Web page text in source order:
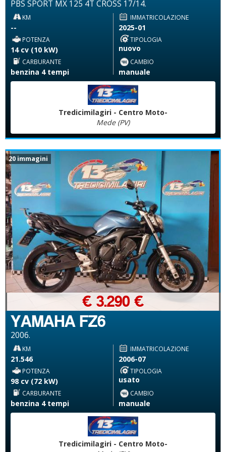
PBS SPORT MX 125 4T CROSS 17/14.
KM
--
IMMATRICOLAZIONE
2025-01
POTENZA
14 cv (10 kW)
TIPOLOGIA
nuovo
CARBURANTE
benzina 4 tempi
CAMBIO
manuale
Tredicimilagiri - Centro Moto-
Mede (PV)
20 immagini
YAMAHA FZ6
2006.
€ 3.290 €
KM
21.546
IMMATRICOLAZIONE
2006-07
POTENZA
98 cv (72 kW)
TIPOLOGIA
usato
CARBURANTE
benzina 4 tempi
CAMBIO
manuale
Tredicimilagiri - Centro Moto-